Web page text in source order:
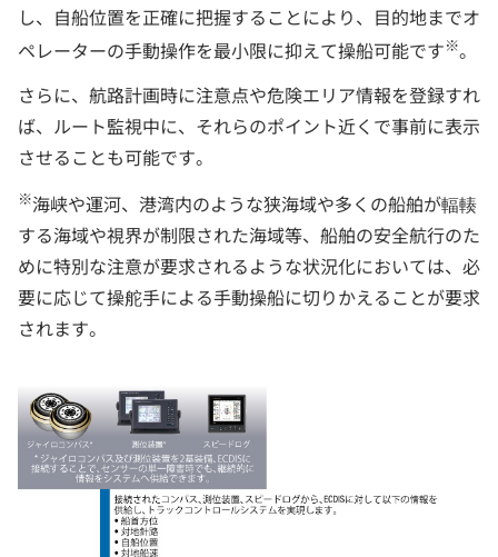
し、自船位置を正確に把握することにより、目的地までオ
ペレーターの手動操作を最小限に抑えて操船可能です※。
さらに、航路計画時に注意点や危険エリア情報を登録すれ
ば、ルート監視中に、それらのポイント近くで事前に表示
させることも可能です。
※海峡や運河、港湾内のような狭海域や多くの船舶が輻輳
する海域や視界が制限された海域等、船舶の安全航行のた
めに特別な注意が要求されるような状況化においては、必
要に応じて操舵手による手動操船に切りかえることが要求
されます。